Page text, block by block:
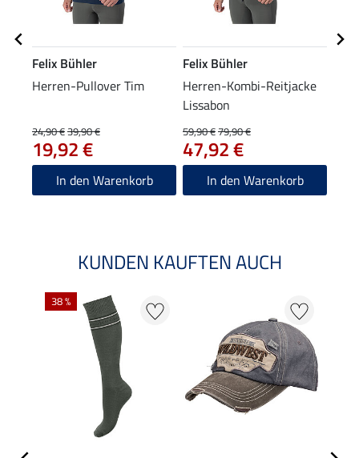
Felix Bühler
Herren-Pullover Tim
24,90 €39,90 €
19,92 €
In den Warenkorb
Felix Bühler
Herren-Kombi-Reitjacke
Lissabon
59,90 €79,90 €
47,92 €
In den Warenkorb
KUNDEN KAUFTEN AUCH
38 %